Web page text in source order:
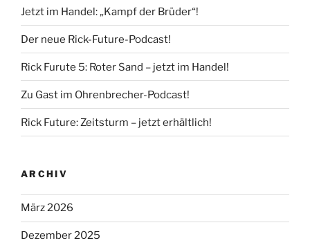
Jetzt im Handel: „Kampf der Brüder“!
Der neue Rick-Future-Podcast!
Rick Furute 5: Roter Sand – jetzt im Handel!
Zu Gast im Ohrenbrecher-Podcast!
Rick Future: Zeitsturm – jetzt erhältlich!
ARCHIV
März 2026
Dezember 2025